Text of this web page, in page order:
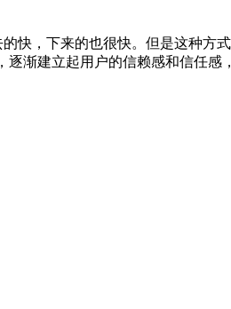
快，下来的也很快。但是这种
渐建立起用户的信赖感和信任感